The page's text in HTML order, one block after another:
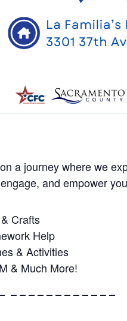
a journey where we
and empower
Crafts
Help
& Activities
& Much More!
– – – – – – – – – – – –